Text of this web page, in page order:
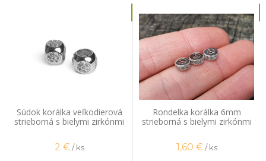
Súdok korálka veľkodierová
strieborná s bielymi zirkónmi
2 € / ks
Rondelka korálka 6mm
strieborná s bielymi zirkónmi
1,60 € / ks